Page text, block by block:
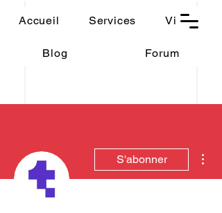
THAUMASIA
Accueil Services Vidéos
Blog Forum
S'abonner